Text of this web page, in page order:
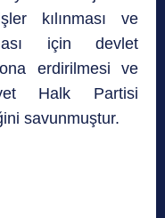
kılınması ve
için devlet
erdirilmesi ve
Halk Partisi
savunmuştur.